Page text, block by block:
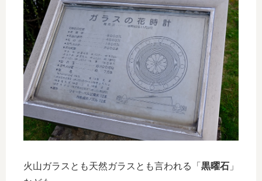
火山ガラスとも天然ガラスとも言われる「 黒曜石 」